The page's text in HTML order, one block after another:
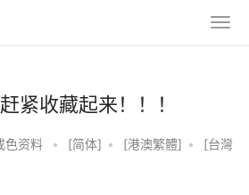
紧收藏起来！！！
色资料 • [简体] • [港澳繁體] •
[台灣